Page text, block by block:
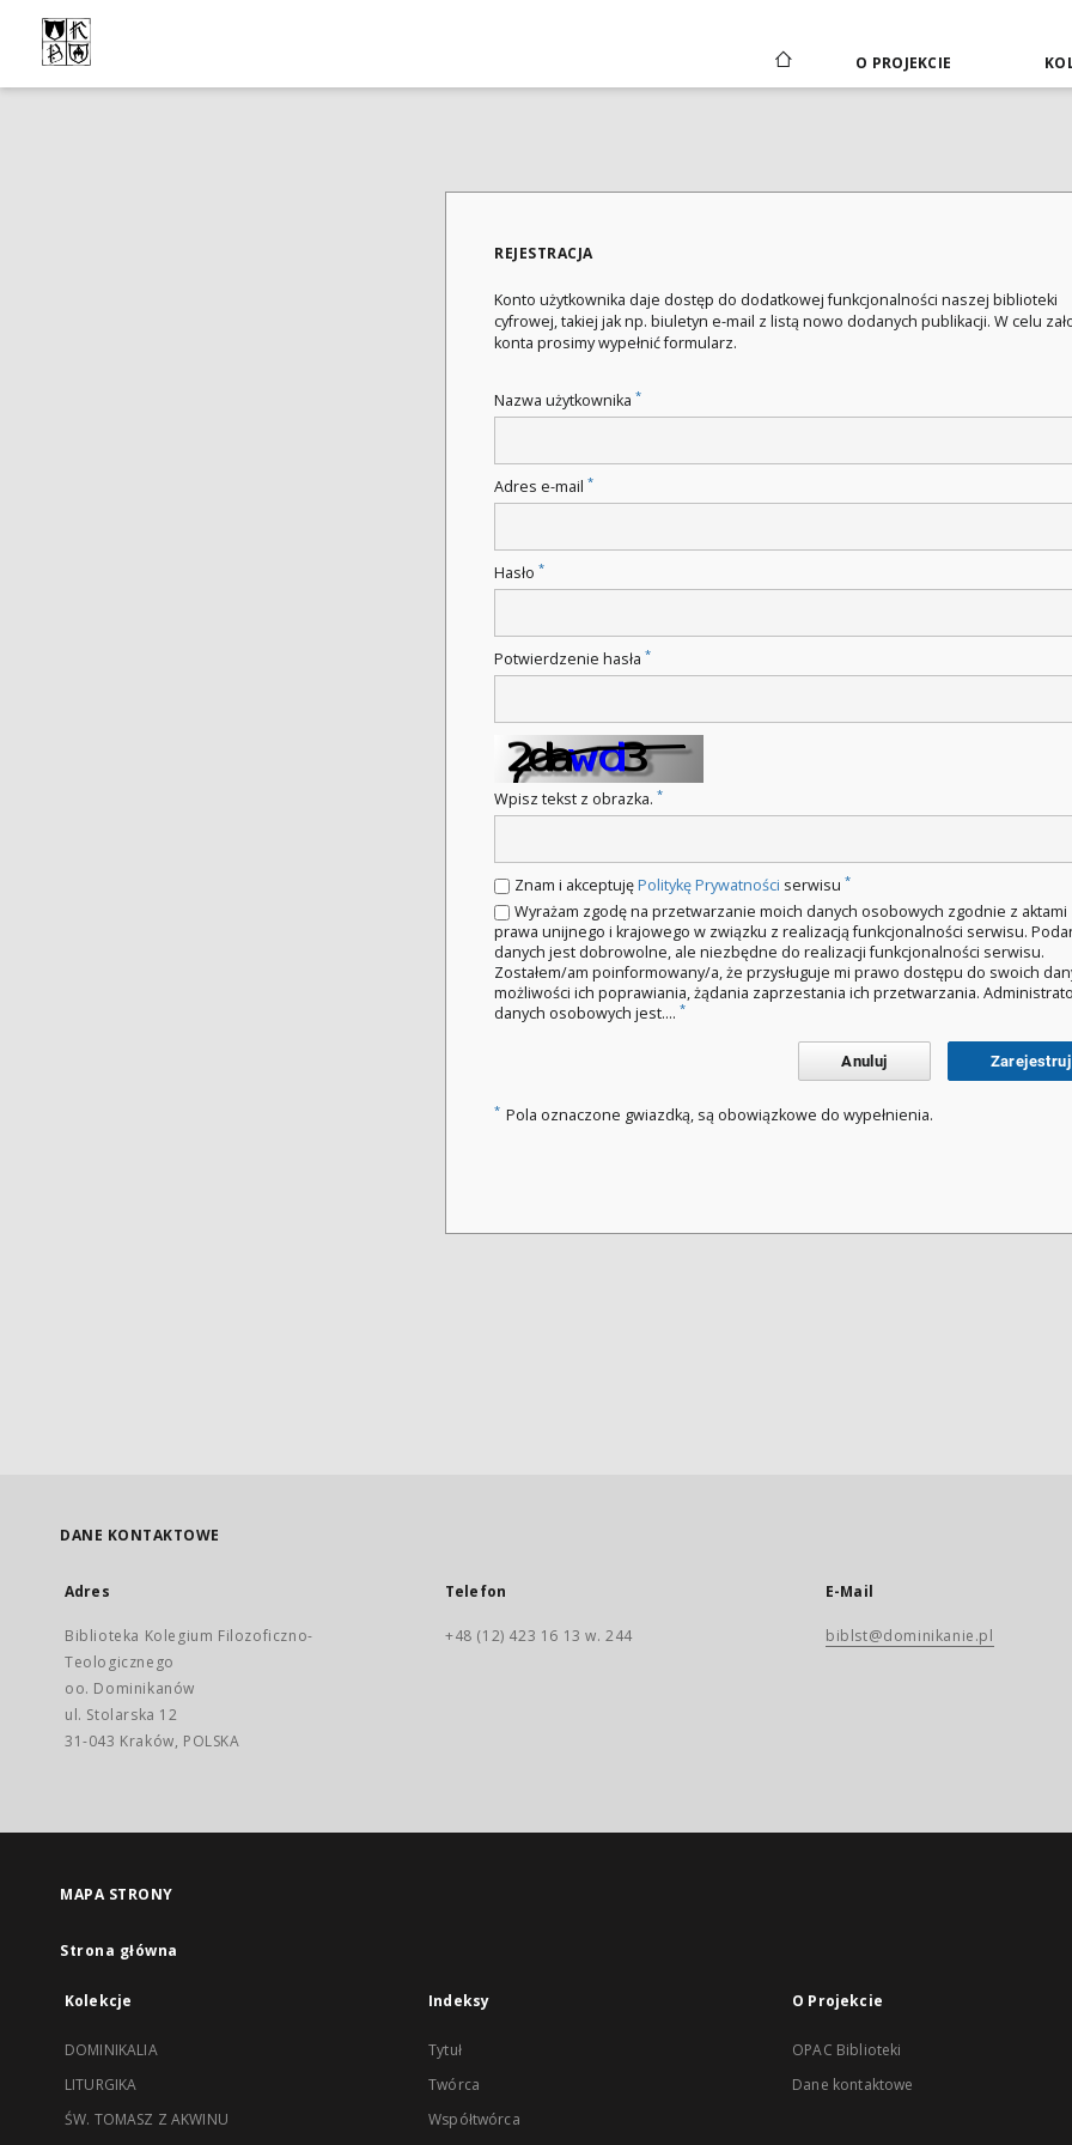
O PROJEKCIE
REJESTRACJA
Konto użytkownika daje dostęp do dodatkowej funkcjonalności naszej biblioteki
cyfrowej, takiej jak np. biuletyn e-mail z listą nowo dodanych publikacji. W celu
konta prosimy wypełnić formularz.
Nazwa użytkownika *
Adres e-mail *
Hasło *
Potwierdzenie hasła *
Wpisz tekst z obrazka. *
Znam i akceptujęPolitykę Prywatności serwisu *
Wyrażam zgodę na przetwarzanie moich danych osobowych zgodnie z aktami
prawa unijnego i krajowego w związku z realizacją funkcjonalności serwisu.
danych jest dobrowolne, ale niezbędne do realizacji funkcjonalności serwisu.
Zostałem/am poinformowany/a, że przysługuje mi prawo dostępu do swoich
możliwości ich poprawiania, żądania zaprzestania ich przetwarzania.
danych osobowych jest.... *
Anuluj Zarejestruj
* Pola oznaczone gwiazdką, są obowiązkowe do wypełnienia.
DANE KONTAKTOWE
Adres
Biblioteka Kolegium Filozoficzno-
Teologicznego
oo. Dominikanów
ul. Stolarska 12
31-043 Kraków, POLSKA
Telefon
+48 (12) 423 16 13 w. 244
E-Mail
biblst@dominikanie.pl
MAPA STRONY
Strona główna
Kolekcje
DOMINIKALIA
LITURGIKA
ŚW. TOMASZ Z AKWINU
Indeksy
Tytuł
Twórca
Współtwórca
O Projekcie
OPAC Biblioteki
Dane kontaktowe